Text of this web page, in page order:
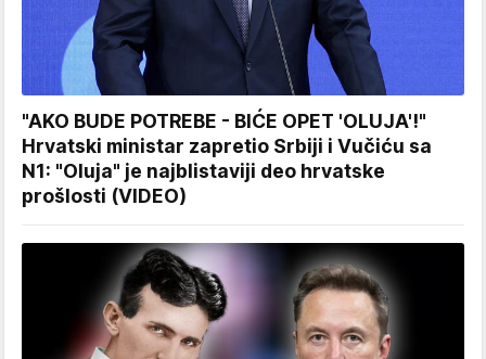
"AKO BUDE POTREBE - BIĆE OPET 'OLUJA'!"
Hrvatski ministar zapretio Srbiji i Vučiću sa
N1: "Oluja" je najblistaviji deo hrvatske
prošlosti (VIDEO)